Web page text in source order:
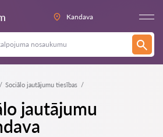
Kandava
Sociālo jautājumu tiesības
jautājumu